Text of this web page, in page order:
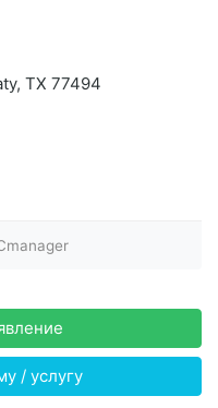
TX 77494
/ услугу